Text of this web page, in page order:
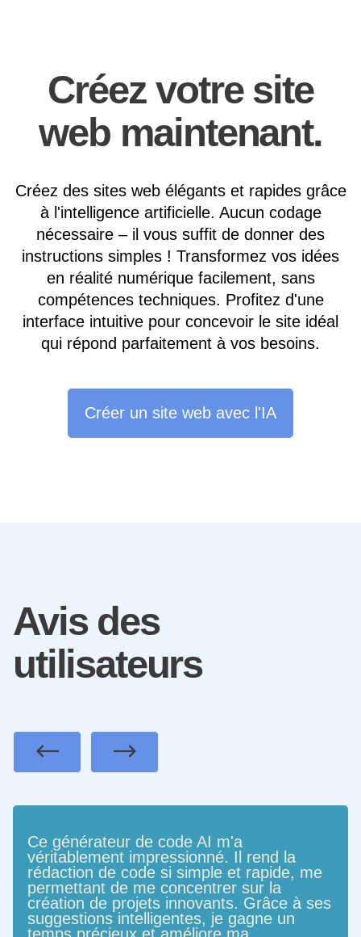
Créez votre site
web maintenant.
Créez des sites web élégants et rapides grâce
à l'intelligence artificielle. Aucun codage
nécessaire – il vous suffit de donner des
instructions simples ! Transformez vos idées
en réalité numérique facilement, sans
compétences techniques. Profitez d'une
interface intuitive pour concevoir le site idéal
qui répond parfaitement à vos besoins.
Créer un site web avec l'IA
Avis des
utilisateurs
Ce générateur de code AI m'a
véritablement impressionné. Il rend la
rédaction de code si simple et rapide, me
permettant de me concentrer sur la
création de projets innovants. Grâce à ses
suggestions intelligentes, je gagne un
PreviousNext